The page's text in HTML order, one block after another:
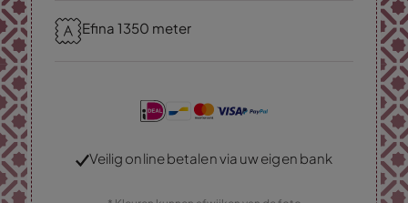
Efina 1350 meter
Veilig online betalen via uw eigen bank